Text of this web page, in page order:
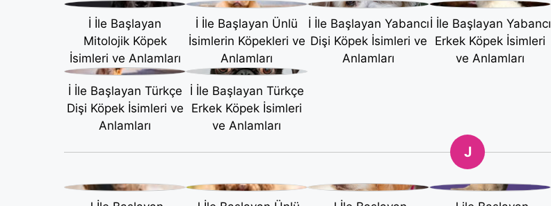
İ İle Başlayan
Mitolojik Köpek
İsimleri ve Anlamları
İ İle Başlayan Ünlü
İsimlerin Köpekleri ve
Anlamları
İ İle Başlayan Yabancı
Dişi Köpek İsimleri ve
Anlamları
İ İle Başlayan Yabancı
Erkek Köpek İsimleri
ve Anlamları
İ İle Başlayan Türkçe
Dişi Köpek İsimleri ve
Anlamları
İ İle Başlayan Türkçe
Erkek Köpek İsimleri
ve Anlamları
J